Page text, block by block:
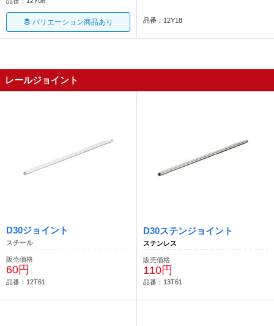
バリエーション商品あり 品番：12Y18
レールジョイント
D30ジョイント
スチール
販売価格
60円
品番：12T61
D30ステンジョイント
ステンレス
販売価格
110円
品番：13T61